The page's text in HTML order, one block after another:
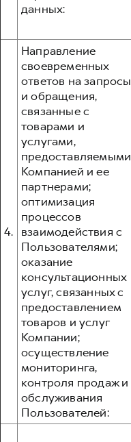
данных:
4.
Направление
своевременных
ответов на запросы
и обращения,
связанные с
товарами и
услугами,
предоставляемыми
Компанией и ее
партнерами;
оптимизация
процессов
взаимодействия с
Пользователями;
оказание
консультационных
услуг, связанных с
предоставлением
товаров и услуг
Компании;
осуществление
мониторинга,
контроля продаж и
обслуживания
Пользователей: